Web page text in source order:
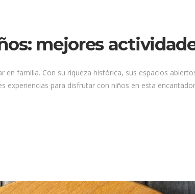
mejores
familia. Con su riqueza histórica, sus espacios
para disfrutar con niños en esta